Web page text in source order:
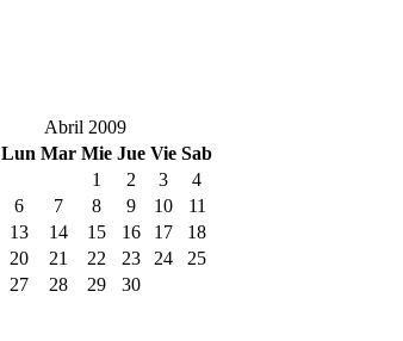
Abril 2009
Lun Mar Mie Jue Vie Sab
1
2 3
4
6 7 8 9 10
11
13 14 15 16 17
18
20 21 22 23 24
25
27 28 29
30